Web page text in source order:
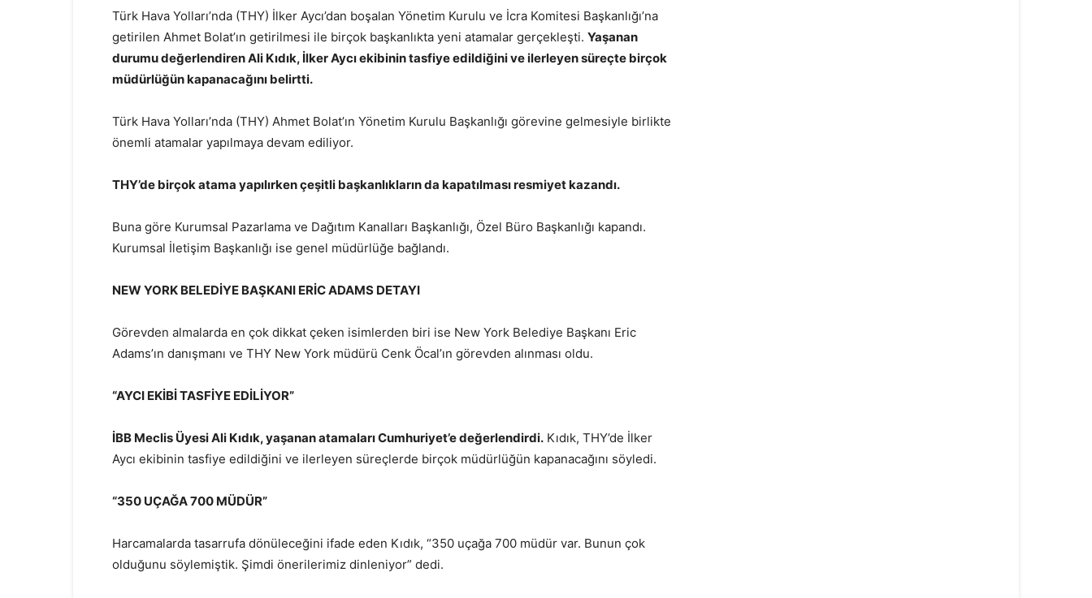
Türk Hava Yolları’nda (THY) İlker Aycı’dan boşalan Yönetim Kurulu ve İcra Komitesi Başkanlığı’na
getirilen Ahmet Bolat’ın getirilmesi ile birçok başkanlıkta yeni atamalar gerçekleşti. Yaşanan
durumu değerlendiren Ali Kıdık, İlker Aycı ekibinin tasfiye edildiğini ve ilerleyen süreçte birçok
müdürlüğün kapanacağını belirtti.
Türk Hava Yolları’nda (THY) Ahmet Bolat’ın Yönetim Kurulu Başkanlığı görevine gelmesiyle birlikte
önemli atamalar yapılmaya devam ediliyor.
THY’de birçok atama yapılırken çeşitli başkanlıkların da kapatılması resmiyet kazandı.
Buna göre Kurumsal Pazarlama ve Dağıtım Kanalları Başkanlığı, Özel Büro Başkanlığı kapandı.
Kurumsal İletişim Başkanlığı ise genel müdürlüğe bağlandı.
NEW YORK BELEDİYE BAŞKANI ERİC ADAMS DETAYI
Görevden almalarda en çok dikkat çeken isimlerden biri ise New York Belediye Başkanı Eric
Adams’ın danışmanı ve THY New York müdürü Cenk Öcal’ın görevden alınması oldu.
“AYCI EKİBİ TASFİYE EDİLİYOR”
İBB Meclis Üyesi Ali Kıdık, yaşanan atamaları Cumhuriyet’e değerlendirdi. Kıdık, THY’de İlker
Aycı ekibinin tasfiye edildiğini ve ilerleyen süreçlerde birçok müdürlüğün kapanacağını söyledi.
“350 UÇAĞA 700 MÜDÜR”
Harcamalarda tasarrufa dönüleceğini ifade eden Kıdık, “350 uçağa 700 müdür var. Bunun çok
olduğunu söylemiştik. Şimdi önerilerimiz dinleniyor” dedi.